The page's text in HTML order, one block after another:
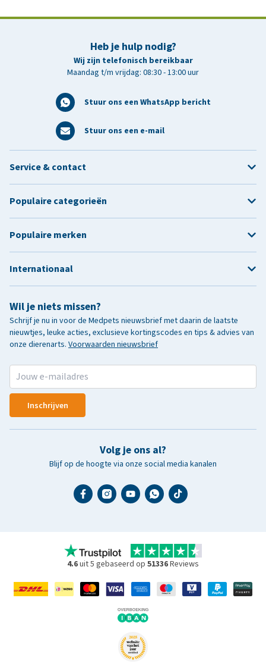
Heb je hulp nodig?
Wij zijn telefonisch bereikbaar
Maandag t/m vrijdag: 08:30 - 13:00 uur
Stuur ons een WhatsApp bericht
Stuur ons een e-mail
Wil je niets missen?
Schrijf je nu in voor de Medpets nieuwsbrief met daarin de laatste
nieuwtjes, leuke acties, exclusieve kortingscodes en tips & advies van
onze dierenarts. Voorwaarden nieuwsbrief
Inschrijven
Volg je ons al?
Blijf op de hoogte via onze social media kanalen
Service & contact
Populaire categorieën
Populaire merken
Internationaal
4.6uit 5 gebaseerd op 51336Reviews